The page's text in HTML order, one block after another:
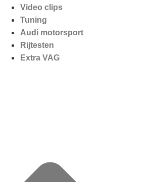
Video clips
Tuning
Audi motorsport
Rijtesten
Extra VAG